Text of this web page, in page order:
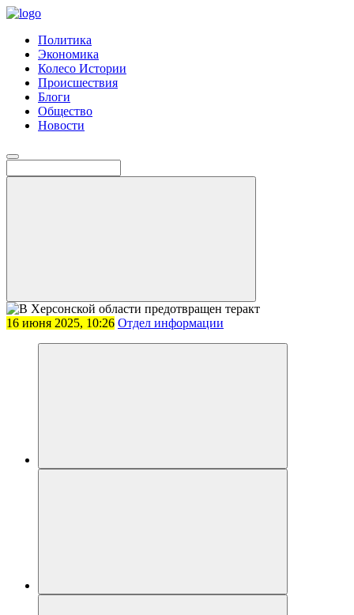
Политика
Экономика
Колесо Истории
Происшествия
Блоги
Общество
Новости
16 июня 2025, 10:26 Отдел информации